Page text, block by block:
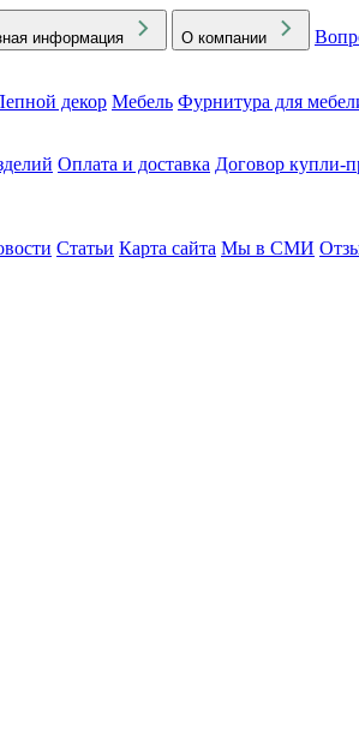
информация О компании
декор Мебель Фурнитура для
Оплата и доставка Договор купли-
Статьи Карта сайта Мы в СМИ